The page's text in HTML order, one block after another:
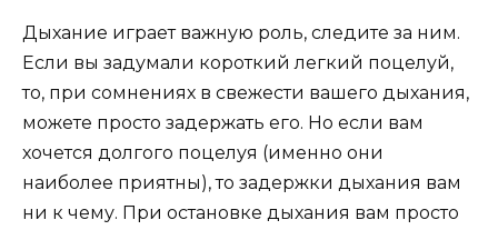
Дыхание играет важную роль, следите за ним.
Если вы задумали короткий легкий поцелуй,
то, при сомнениях в свежести вашего дыхания,
можете просто задержать его. Но если вам
хочется долгого поцелуя (именно они
наиболее приятны), то задержки дыхания вам
ни к чему. При остановке дыхания вам просто